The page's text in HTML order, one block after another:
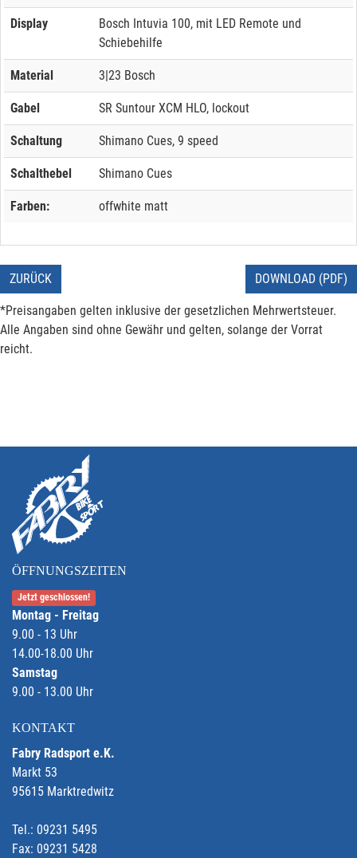
Display
Bosch Intuvia 100, mit LED Remote und
Schiebehilfe
Material 3|23 Bosch
Gabel SR Suntour XCM HLO, lockout
Schaltung Shimano Cues, 9 speed
Schalthebel Shimano Cues
Farben: offwhite matt
ZURÜCK DOWNLOAD (PDF)
*Preisangaben gelten inklusive der gesetzlichen Mehrwertsteuer.
Alle Angaben sind ohne Gewähr und gelten, solange der Vorrat
reicht.
ÖFFNUNGSZEITEN
Jetzt geschlossen!
Montag - Freitag
9.00 - 13 Uhr
14.00-18.00 Uhr
Samstag
9.00 - 13.00 Uhr
KONTAKT
Fabry Radsport e.K.
Markt 53
95615 Marktredwitz
Tel.: 09231 5495
Fax: 09231 5428